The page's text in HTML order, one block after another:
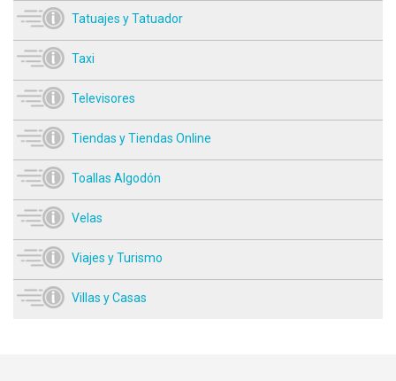
Tatuajes y Tatuador
Taxi
Televisores
Tiendas y Tiendas Online
Toallas Algodón
Velas
Viajes y Turismo
Villas y Casas